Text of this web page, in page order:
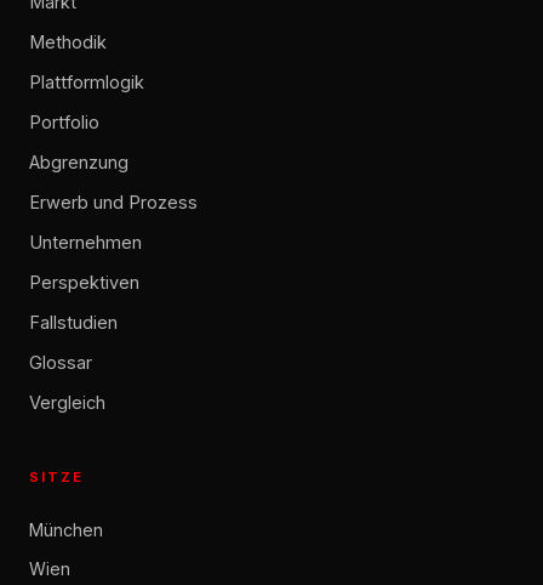
Methodik
Plattformlogik
Portfolio
Abgrenzung
Erwerb und Prozess
Unternehmen
Perspektiven
Fallstudien
Glossar
Vergleich
SITZE
München
Wien